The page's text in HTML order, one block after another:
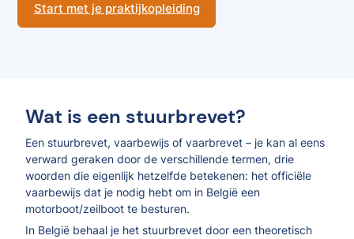
Start met je praktijkopleiding
Wat is een stuurbrevet?
Een stuurbrevet, vaarbewijs of vaarbrevet – je kan al eens
verward geraken door de verschillende termen, drie
woorden die eigenlijk hetzelfde betekenen: het officiële
vaarbewijs dat je nodig hebt om in België een
motorboot/zeilboot te besturen.
In België behaal je het stuurbrevet door een theoretisch